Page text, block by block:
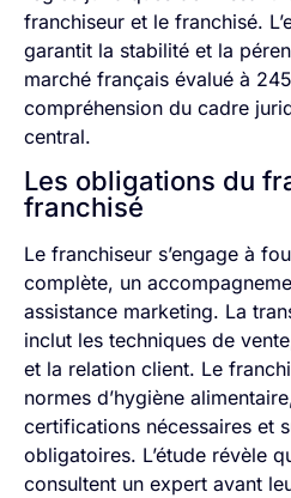
franchiseur et le franchisé.
garantit la stabilité et la
marché français évalué à
compréhension du cadre
central.
Les obligations du
franchisé
Le franchiseur s’engage à
complète, un
assistance marketing. La
inclut les techniques de
et la relation client. Le
normes d’hygiène
certifications nécessaires et
obligatoires. L’étude révèle
consultent un expert avant